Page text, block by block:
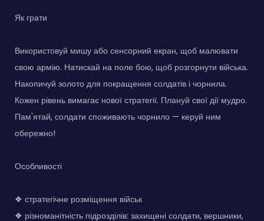
Як грати
Використовуй мишу або сенсорний екран, щоб малювати
свою армію. Натискай на поле бою, щоб розгорнути війська.
Накопичуй золото для покращення солдатів і чорнила.
Кожен рівень вимагає нової стратегії. Плануй свої дії мудро.
Пам'ятай, солдати споживають чорнило — керуй ним
обережно!
Особливості
❖ стратегічне розміщення військ
❖ різноманітність підрозділів: захищені солдати, вершники,